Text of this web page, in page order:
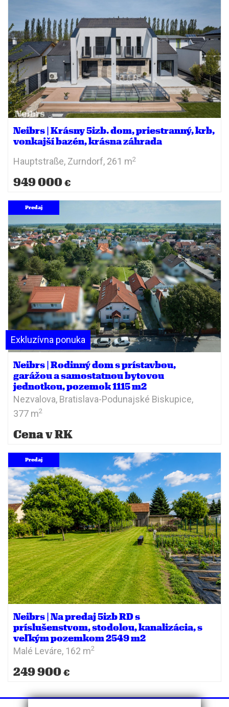
Neibrs | Krásny 5izb. dom, priestranný, krb,
vonkajší bazén, krásna záhrada
Hauptstraße, Zurndorf, 261 m2
949 000 €
Exkluzívna ponuka
Predaj
Neibrs | Rodinný dom s prístavbou,
garážou a samostatnou bytovou
jednotkou, pozemok 1115 m2
Nezvalova, Bratislava-Podunajské Biskupice,
377 m2
Cena v RK
Predaj
Neibrs | Na predaj 5izb RD s
príslušenstvom, stodolou, kanalizácia, s
veľkým pozemkom 2549 m2
Malé Leváre, 162 m2
249 900 €